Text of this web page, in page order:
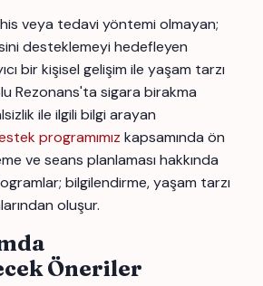
veya tedavi yöntemi olmayan;
desteklemeyi hedefleyen
bir kişisel gelişim ile yaşam tarzı
Rezonans'ta sigara birakma
ile ilgili bilgi arayan
programımız kapsamında ön
ve seans planlaması hakkında
bilgilendirme, yaşam tarzı
oluşur.
Öneriler